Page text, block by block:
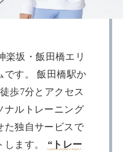
楽坂・飯田橋エリ
です。 飯田橋駅か
歩7分とアクセス
ナルトレーニング
た独自サービスで
します。 “トレー